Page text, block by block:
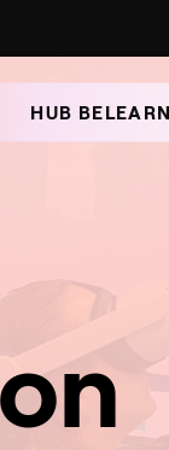
HUB